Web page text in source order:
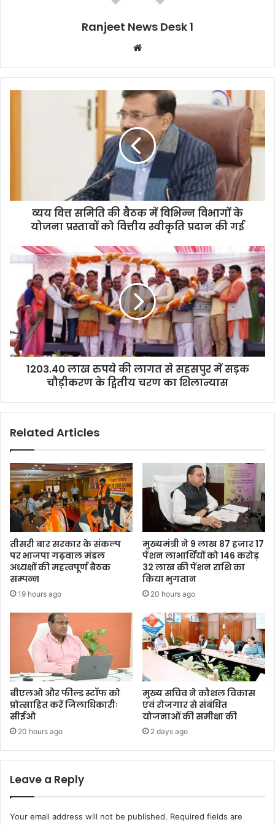
Ranjeet News Desk 1
te
व्यय वित्त समिति की बैठक में विभिन्न विभागों के
योजना प्रस्तावों को वित्तीय स्वीकृति प्रदान की गई
1203.40 लाख रुपये की लागत से सहसपुर में सड़क
चौड़ीकरण के द्वितीय चरण का शिलान्यास
Related Articles
तीसरी बार सरकार के संकल्प
पर भाजपा गढ़वाल मंडल
अध्यक्षों की महत्वपूर्ण बैठक
सम्पन्न
19 hours ago
मुख्यमंत्री ने 9 लाख 87 हजार 17
पेंशन लाभार्थियों को 146 करोड़
32 लाख की पेंशन राशि का
किया भुगतान
20 hours ago
बीएलओ और फील्ड स्टॉफ को
प्रोत्साहित करें जिलाधिकारीः
सीईओ
20 hours ago
मुख्य सचिव ने कौशल विकास
एवं रोजगार से संबंधित
योजनाओं की समीक्षा की
2 days ago
Leave a Reply
Your email address will not be published. Required fields are